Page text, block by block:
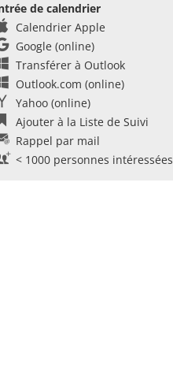
de calendrier
Calendrier Apple
Google (online)
Transférer à Outlook
Outlook.com (online)
Yahoo (online)
Ajouter à la Liste de Suivi
Rappel par mail
< 1000 personnes intéressées